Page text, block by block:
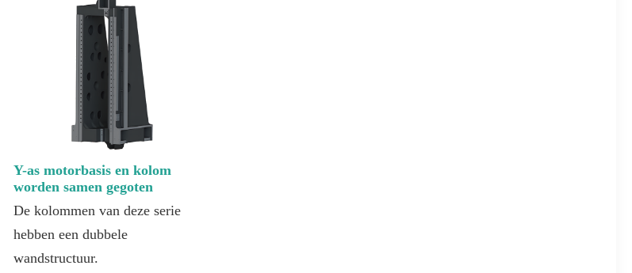
Y-as motorbasis en kolom
worden samen gegoten
De kolommen van deze serie
hebben een dubbele
wandstructuur.